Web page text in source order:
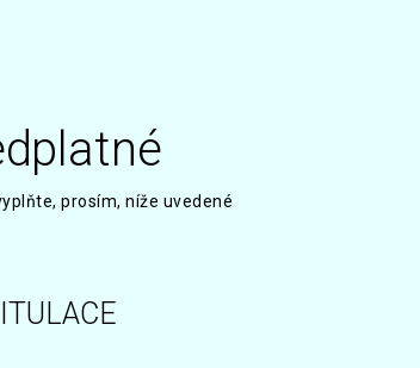
prosím, níže uvedené